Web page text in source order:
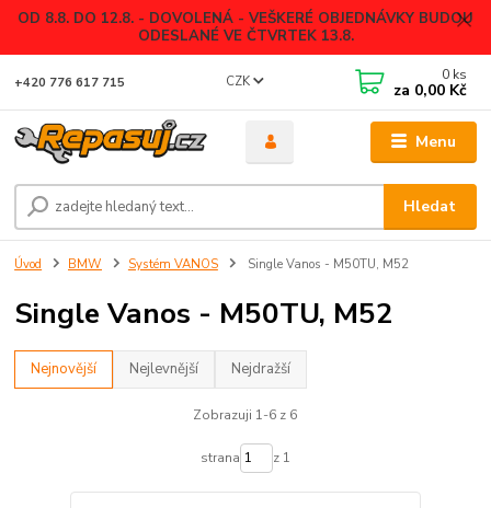
OD 8.8. DO 12.8. - DOVOLENÁ - VEŠKERÉ OBJEDNÁVKY BUDOU
ODESLANÉ VE ČTVRTEK 13.8.
Menu
CZK
Hledat
+420 776 617 715 0 ks
za 0,00 Kč
Úvod BMW Systém VANOS Single Vanos - M50TU, M52
Single Vanos - M50TU, M52
Nejnovější Nejlevnější Nejdražší
Zobrazuji 1-6 z 6
strana z 1